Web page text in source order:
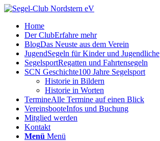
Home
Der ClubErfahre mehr
BlogDas Neuste aus dem Verein
JugendSegeln für Kinder und Jugendliche
SegelsportRegatten und Fahrtensegeln
SCN Geschichte100 Jahre Segelsport
Historie in Bildern
Historie in Worten
TermineAlle Termine auf einen Blick
VereinsbooteInfos und Buchung
Mitglied werden
Kontakt
Menü Menü